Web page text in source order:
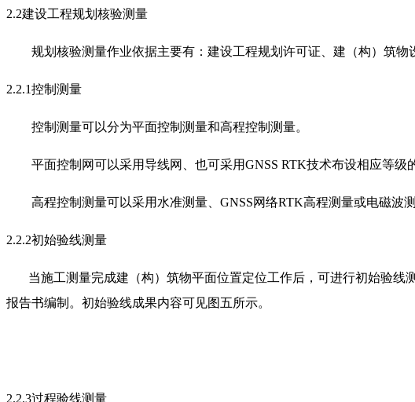
2.2建设工程规划核验测量
规划核验测量作业依据主要有：建设工程规划许可证、建（构）筑
2.2.1控制测量
控制测量可以分为平面控制测量和高程控制测量。
平面控制网可以采用导线网、也可采用GNSS RTK技术布设相应等级
高程控制测量可以采用水准测量、 GNSS网络RTK高程测量或电磁波
2.2.2初始验线测量
当施工测量完成建（构）筑物平面位置定位工作后，可进行初始验
报告书编制。初始验线成果内容可见图五所示。
2.2.3过程验线测量